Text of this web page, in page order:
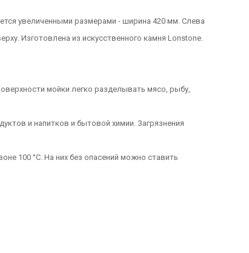
увеличенными размерами - ширина 420 мм. Слева
Изготовлена из искусственного камня Lonstone.
мойки легко разделывать мясо, рыбу,
и напитков и бытовой химии. Загрязнения
100 °С. На них без опасений можно ставить